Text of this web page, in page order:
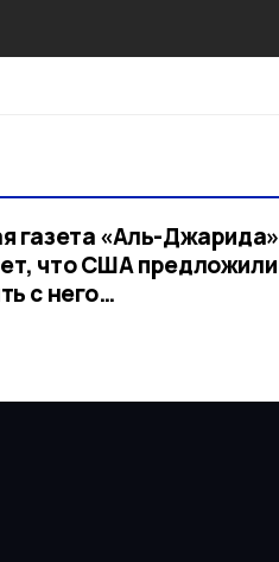
газета «Аль-Джарида»
что США предложили
с него…